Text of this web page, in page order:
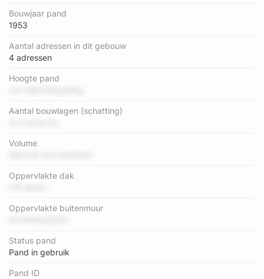
Bouwjaar pand
1953
Aantal adressen in dit gebouw
4 adressen
Hoogte pand
Aantal bouwlagen (schatting)
Volume
Oppervlakte dak
Oppervlakte buitenmuur
Status pand
Pand in gebruik
Pand ID